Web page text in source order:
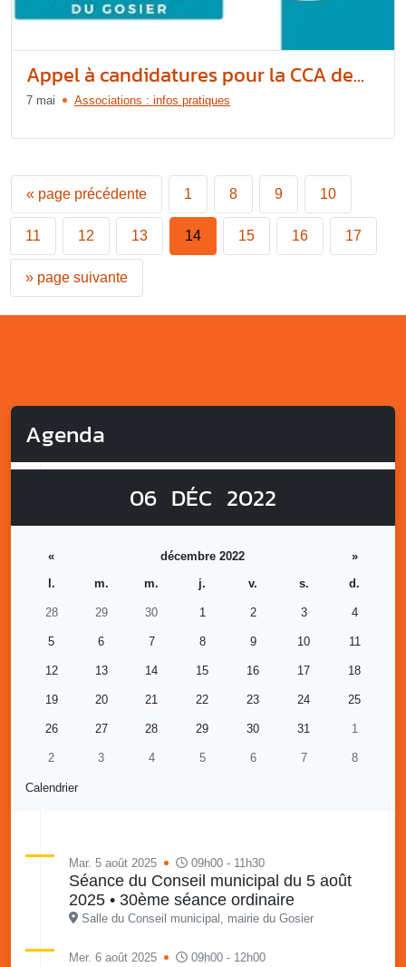
Appel à candidatures pour la CCA de...
7 mai Associations : infos pratiques
« page précédente 1 8 9 10
11 12 13 14 15 16 17
» page suivante
Agenda
06 DÉC 2022
Calendrier
« décembre 2022
»
l.
m. m. j. v. s. d.
28 29 30 1 2 3 4
5 6 7 8 9 10 11
12 13 14 15 16 17 18
19 20 21 22 23 24 25
26 27 28 29 30 31 1
2 3 4 5 6 7 8
Mar. 5 août 2025 09h00 - 11h30
Séance du Conseil municipal du 5 août
2025 • 30ème séance ordinaire
Salle du Conseil municipal, mairie du Gosier
Mer. 6 août 2025 09h00 - 12h00